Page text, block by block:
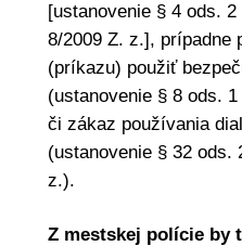
[ustanovenie § 4 ods.
8/2009 Z. z.], prípadne
(príkazu) použiť
(ustanovenie § 8 ods.
či zákaz používania
(ustanovenie § 32 ods.
z.).
Z mestskej polície by